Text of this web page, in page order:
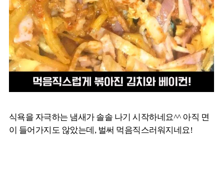
식욕을 자극하는 냄새가 솔솔 나기 시작하네요^^ 아직 면
이 들어가지도 않았는데, 벌써 먹음직스러워지네요!